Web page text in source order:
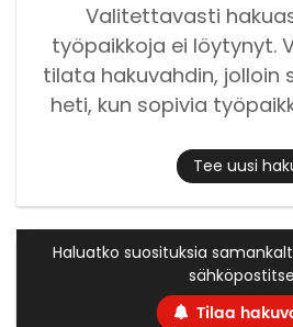
Valitettavasti
työpaikkoja ei löytynyt.
tilata hakuvahdin, jolloin
heti, kun sopivia
Tee uusi
Haluatko suosituksia
Tilaa